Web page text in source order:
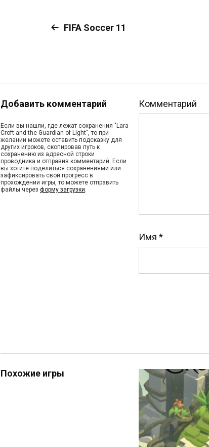
FIFA Soccer 11
Добавить комментарий
Если вы нашли, где лежат сохранения "Lara
Croft and the Guardian of Light", то при
желании можете оставить подсказку для
других игроков, скопировав путь к
сохранению из адресной строки
проводника и отправив комментарий. Если
вы хотите поделиться сохранениями или
зафиксировать свой прогресс в
прохождении игры, то можете отправить
файлы через форму загрузки.
Комментарий
Имя *
Похожие игры